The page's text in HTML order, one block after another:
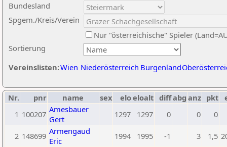
Sortierung
Bundesland
Spgem./Kreis/Verein
Nur "österreichische" Spieler
Vereinslisten:Wien Niederösterreich Burgenland
Nr. pnr name sex eloeloalt diffabg anz pkt
1 100207 Amesbauer
Gert
1297 1297 0 0 0
2 148699 Armengaud
Eric
1994 1995 -1 3 1,5